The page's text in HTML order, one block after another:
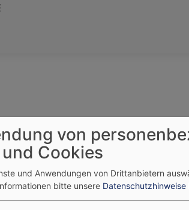
der Trägerschaft durch das Dekanat
an:
von
Cookies
und Anwendungen von Drittanbietern
bitte unsere Datenschutzhinweise